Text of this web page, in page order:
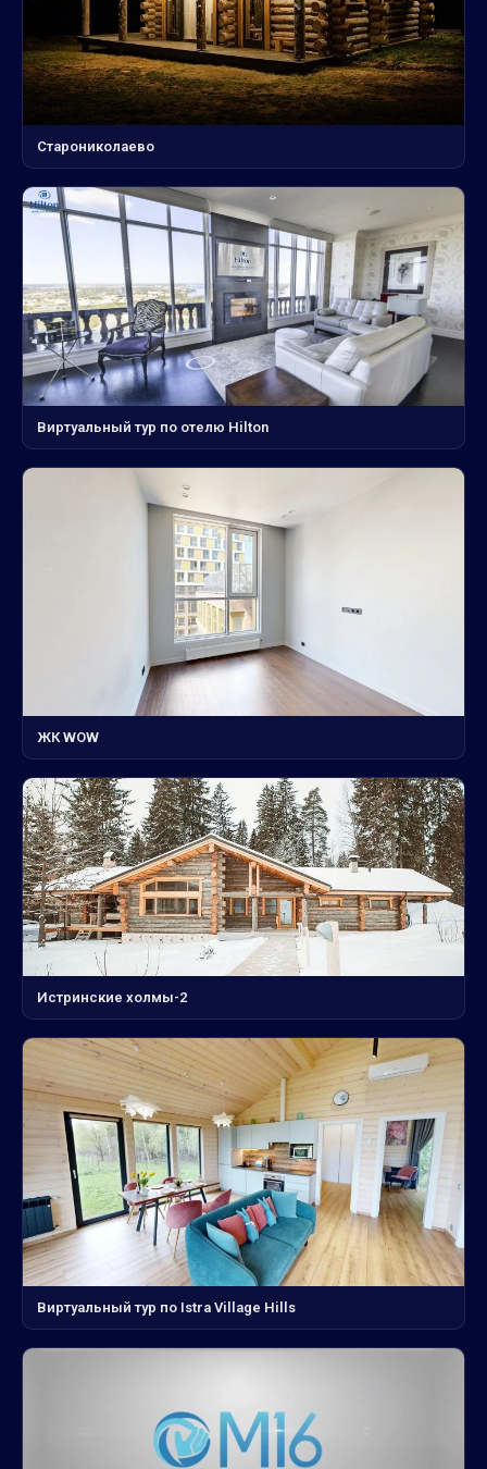
Старониколаево
Виртуальный тур по отелю Hilton
ЖК WOW
Истринские холмы-2
Виртуальный тур по Istra Village Hills